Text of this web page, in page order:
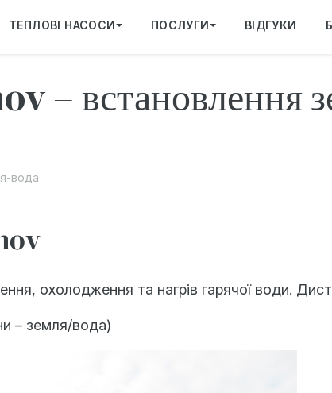
ТЕПЛОВІ НАСОСИ ПОСЛУГИ ВІДГУКИ
– встановлення
вода
охолодження та нагрів гарячої води.
– земля/вода)